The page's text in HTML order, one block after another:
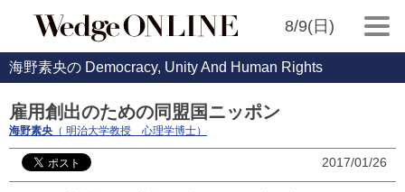
8/9(日)
海野素央の Democracy, Unity And Human Rights
雇用創出のための同盟国ニッポン
海野素央 （ 明治大学教授 心理学博士）
2017/01/26